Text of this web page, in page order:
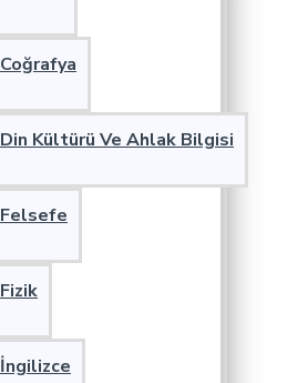
Coğrafya
Din Kültürü Ve Ahlak Bilgisi
Felsefe
Fizik
İngilizce